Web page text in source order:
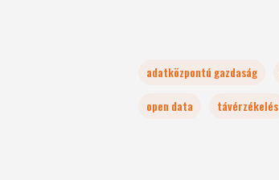
adatközpontú gazdaság
open data
távérzékelés